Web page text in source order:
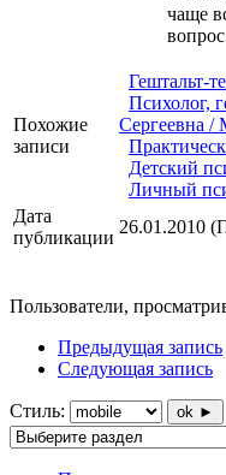
чаще
Похожие
записи
Гештальт-
Психолог,
Сергеевна /
Детский
Личный
Дата
публикации
26.01.2010
Пользователи,
Предыдущая запись
Следующая запись
Стиль:
ok ►